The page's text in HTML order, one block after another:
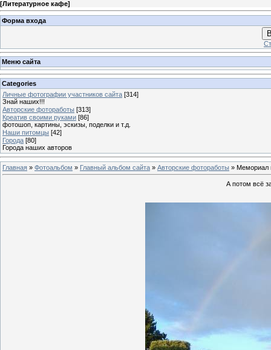
[Литературное кафе]
Форма входа
Меню сайта
Categories
Личные фотографии участников сайта [314]
Знай наших!!!
Авторские фотоработы [313]
Креатив своими руками [86]
фотошоп, картины, эскизы, поделки и т.д.
Наши питомцы [42]
Города [80]
Города наших авторов
Главная » Фотоальбом » Главный альбом сайта » Авторские фотоработы » Мемориал
А потом всё